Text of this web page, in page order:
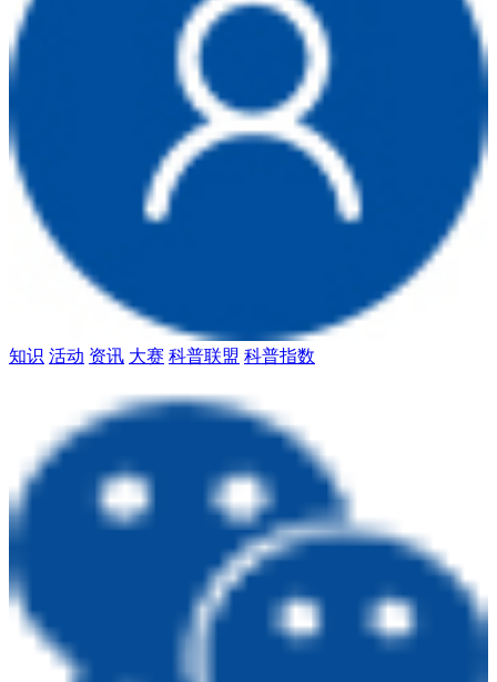
知识 活动 资讯 大赛 科普联盟 科普指数